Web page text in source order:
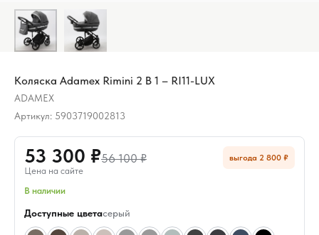
Коляска Adamex Rimini 2 В 1 – RI11-LUX
ADAMEX
Артикул: 5903719002813
53 300 ₽56 100 ₽
Цена на сайте
выгода 2 800 ₽
В наличии
Доступные цветасерый